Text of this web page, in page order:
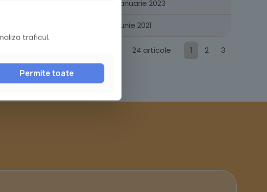
20 ianuarie 2023
24 iunie 2021
24 articole 1 2 3
traficul.
Permite toate